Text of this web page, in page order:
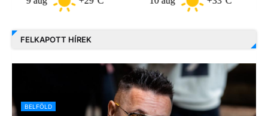
FELKAPOTT HÍREK
BELFÖLD